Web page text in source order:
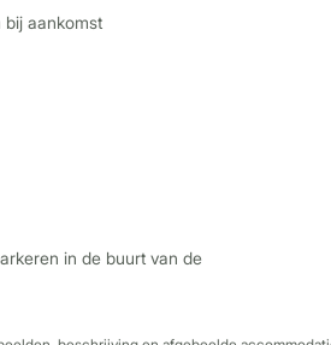
bij aankomst
in de buurt van de